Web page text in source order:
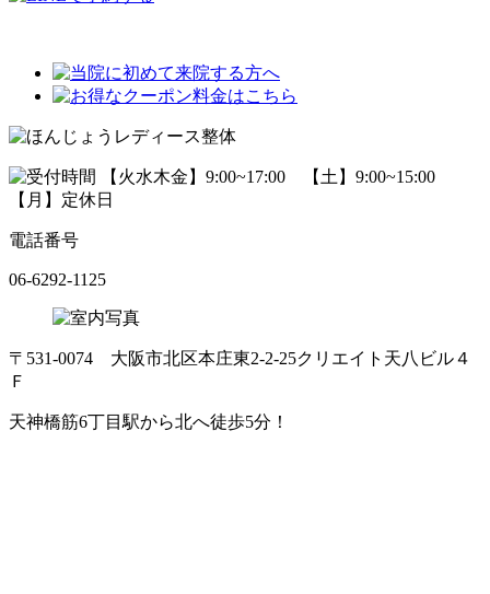
電話番号
06-6292-1125
〒531-0074 大阪市北区本庄東2-2-25クリエイト天八ビル４
Ｆ
天神橋筋6丁目駅から北へ徒歩5分！